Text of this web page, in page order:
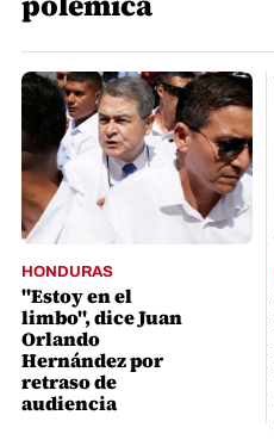
HONDURAS
"Estoy en el
limbo", dice Juan
Orlando
Hernández por
retraso de
audiencia